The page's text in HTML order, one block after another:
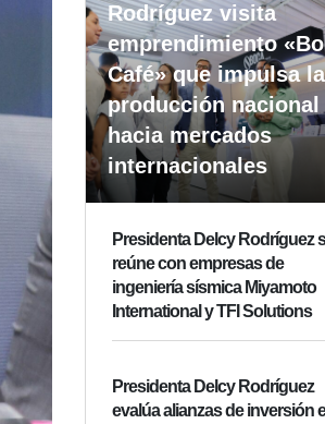
Rodríguez visita
emprendimiento
Café» que impulsa la
producción nacional
hacia mercados
internacionales
Presidenta Delcy Rodríguez
reúne con empresas de
ingeniería sísmica Miyamoto
International y TFI Solutions
Presidenta Delcy Rodríguez
evalúa alianzas de inversión